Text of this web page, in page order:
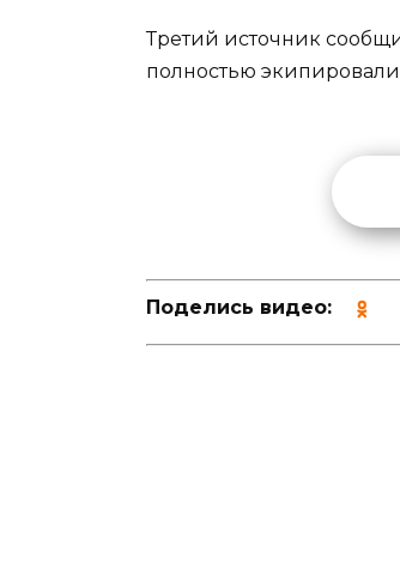
Третий источник
полностью
Поделись видео: